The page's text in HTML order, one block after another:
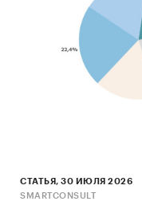
СТАТЬЯ, 30 ИЮЛЯ 2026
SMARTCONSULT